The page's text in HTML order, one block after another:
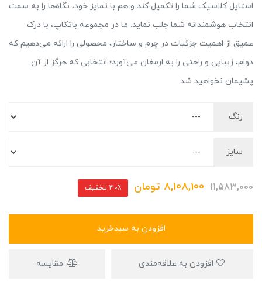
استایل کلاسیک شما را تکمیل کند و هم با تمایز خود، نگاه‌ها را به سمت
انتخاب هوشمندانه شما جلب نماید. ما در مجموعه باتکاپ، با درک
عمیق از اهمیت جزئیات در چرم و ساختار، محصولی را ارائه می‌دهیم که
دوام، زیبایی و راحتی را به ارمغان می‌آورد؛ انتخابی که هرگز از آن
پشیمان نخواهید شد.
رنگ
سایز
11,583,000
8,108,100 تومان 30٪ تخفیف
افزودن به سبدخرید
مقایسه